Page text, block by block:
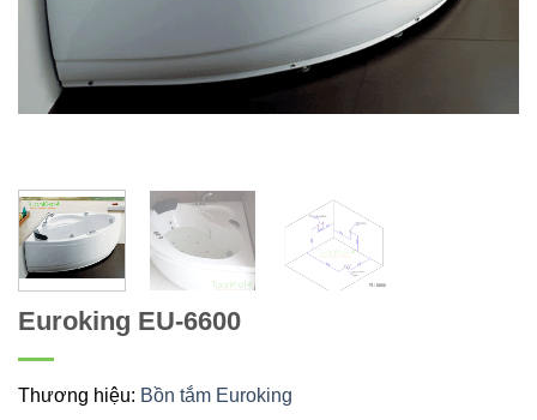
Euroking EU-6600
Thương hiệu: Bồn tắm Euroking